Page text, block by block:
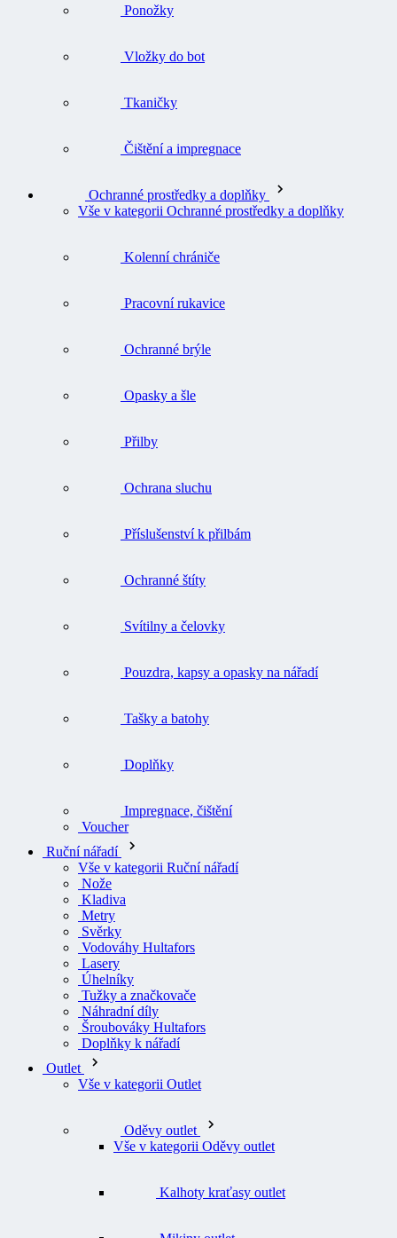
Ponožky
Vložky do bot
Tkaničky
Čištění a impregnace
Ochranné prostředky a doplňky
Vše v kategorii Ochranné prostředky a doplňky
Kolenní chrániče
Pracovní rukavice
Ochranné brýle
Opasky a šle
Přilby
Ochrana sluchu
Příslušenství k přilbám
Ochranné štíty
Svítilny a čelovky
Pouzdra, kapsy a opasky na nářadí
Tašky a batohy
Doplňky
Impregnace, čištění
Voucher
Ruční nářadí
Vše v kategorii Ruční nářadí
Nože
Kladiva
Metry
Svěrky
Vodováhy Hultafors
Lasery
Úhelníky
Tužky a značkovače
Náhradní díly
Šroubováky Hultafors
Doplňky k nářadí
Outlet
Vše v kategorii Outlet
Vše v kategorii Oděvy outlet
Kalhoty kraťasy outlet
Mikiny outlet
Bundy outlet